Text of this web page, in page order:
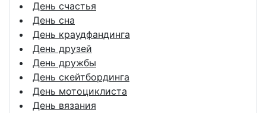
День счастья
День сна
День краудфандинга
День друзей
День дружбы
День скейтбординга
День мотоциклиста
День вязания